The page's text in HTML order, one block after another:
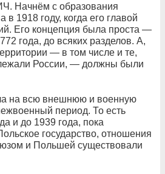
Начнём с образования
в 1918 году, когда его главой
Его концепция была проста —
года, до всяких разделов. А,
— в том числе и те,
России, — должны были
на всю внешнюю и военную
период. То есть
и до 1939 года, пока
государство, отношения
и Польшей существовали